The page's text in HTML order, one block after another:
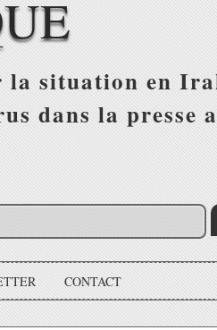
la situation en
dans la presse
CONTACT